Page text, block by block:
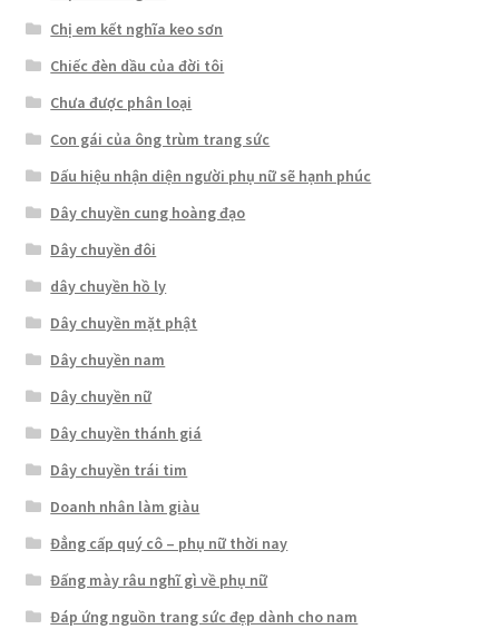
Chị em kết nghĩa keo sơn
Chiếc đèn dầu của đời tôi
Chưa được phân loại
Con gái của ông trùm trang sức
Dấu hiệu nhận diện người phụ nữ sẽ hạnh phúc
Dây chuyền cung hoàng đạo
Dây chuyền đôi
dây chuyền hồ ly
Dây chuyền mặt phật
Dây chuyền nam
Dây chuyền nữ
Dây chuyền thánh giá
Dây chuyền trái tim
Doanh nhân làm giàu
Đẳng cấp quý cô – phụ nữ thời nay
Đấng mày râu nghĩ gì về phụ nữ
Đáp ứng nguồn trang sức đẹp dành cho nam